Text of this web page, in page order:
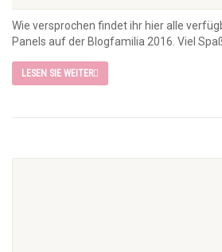
Wie versprochen findet ihr hier alle
Panels auf der Blogfamilia 2016. Viel
LESEN SIE WEITER